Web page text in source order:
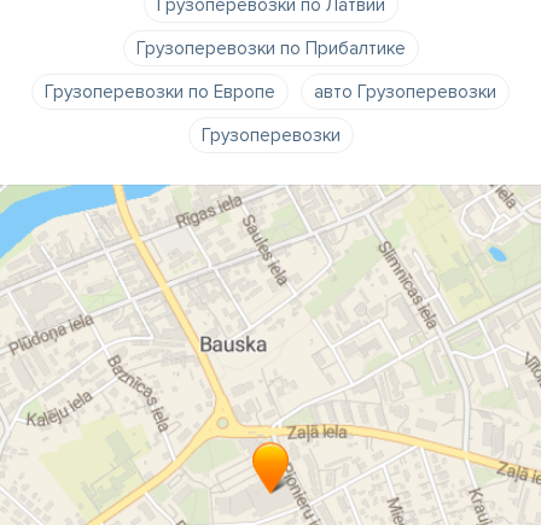
Грузоперевозки по Латвии
Грузоперевозки по Прибалтике
Грузоперевозки по Европе
авто Грузоперевозки
Грузоперевозки